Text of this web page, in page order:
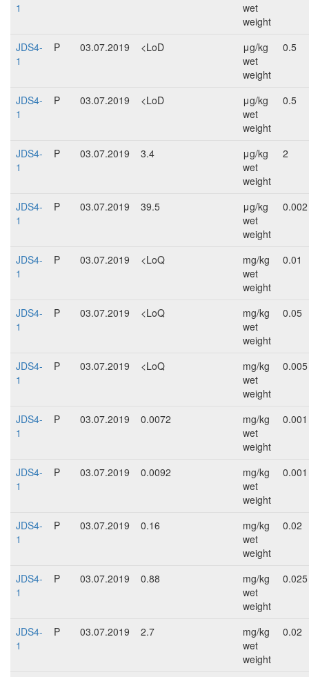
1
wet
weight
JDS4-
1
P 03.07.2019 <LoD
μg/kg
wet
weight
0.5
JDS4-
1
P 03.07.2019 <LoD
μg/kg
wet
weight
0.5
JDS4-
1
P 03.07.2019 3.4
μg/kg
wet
weight
2
JDS4-
1
P 03.07.2019 39.5
μg/kg
wet
weight
0.002
JDS4-
1
P 03.07.2019 <LoQ
mg/kg
wet
weight
0.01
JDS4-
1
P 03.07.2019 <LoQ
mg/kg
wet
weight
0.05
JDS4-
1
P 03.07.2019 <LoQ
mg/kg
wet
weight
0.005
JDS4-
1
P 03.07.2019 0.0072
mg/kg
wet
weight
0.001
JDS4-
1
P 03.07.2019 0.0092
mg/kg
wet
weight
0.001
JDS4-
1
P 03.07.2019 0.16
mg/kg
wet
weight
0.02
JDS4-
1
P 03.07.2019 0.88
mg/kg
wet
weight
0.025
JDS4-
1
P 03.07.2019 2.7
mg/kg
wet
weight
0.02